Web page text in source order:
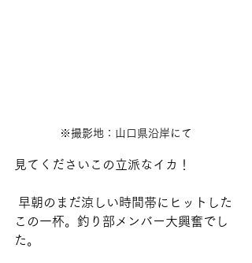
※撮影地：山口県沿岸にて
見てくださいこの立派なイカ！
この一杯。釣り部メンバー大興奮でし
た。